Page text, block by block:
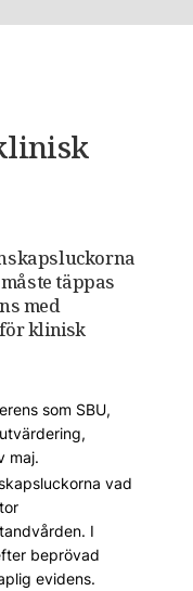
täppas
med
klinisk
som SBU,
maj.
vad
I
beprövad
evidens.